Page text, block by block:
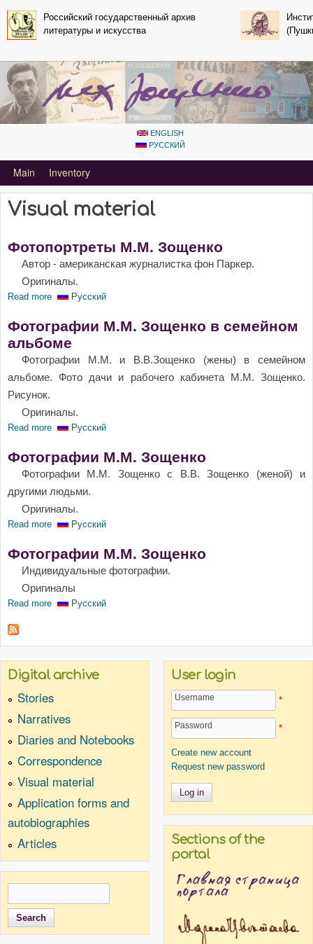
Skip to main content
Российский государственный архив
литературы и искусства
ENGLISH
РУССКИЙ
Primary_tsvetaeva for Mihail Zoshchenko
Main Inventory
Visual material
Фотопортреты М.М. Зощенко
Автор - американская журналистка фон Паркер.
Оригиналы.
Read more about Фотопортреты М.М. Зощенко
Русский
Фотографии М.М. Зощенко в семейном
альбоме
Фотографии М.М. и В.В.Зощенко (жены) в семейном
альбоме. Фото дачи и рабочего кабинета М.М. Зощенко.
Рисунок.
Оригиналы.
Read more about Фотографии М.М. Зощенко в семейном альбоме
Русский
Фотографии М.М. Зощенко
Фотографии М.М. Зощенко с В.В. Зощенко (женой) и
другими людьми.
Оригиналы.
Read more about Фотографии М.М. Зощенко
Русский
Фотографии М.М. Зощенко
Индивидуальные фотографии.
Оригиналы
Read more about Фотографии М.М. Зощенко
Русский
Digital archive
Stories
Narratives
Diaries and Notebooks
Correspondence
Visual material
Application forms and
autobiographies
Articles
User login
Username *
Password *
Create new account
Request new password
Sections of the
portal